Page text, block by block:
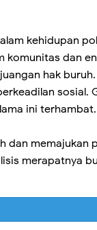
kehidupan
komunitas dan
hak
sosial.
ini terhambat.
dan memajukan
merapatnya